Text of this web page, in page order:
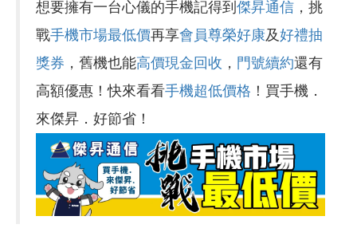
想要擁有一台心儀的手機記得到傑昇通信 ，挑
戰手機市場最低價再享會員尊榮好康及好禮抽
獎券 ，舊機也能高價現金回收 ， 門號續約還有
高額優惠！快來看看手機超低價格 ！買手機．
來傑昇．好節省！